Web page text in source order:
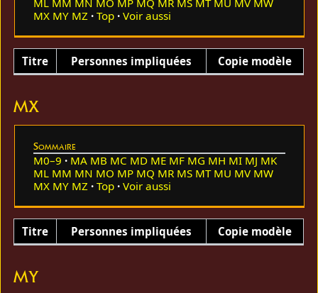
MX MY MZ Top Voir aussi
Titre Personnes impliquées Copie modèle
MX
Sommaire
M0–9 MA MB MC MD ME MF MG MH MI MJ MK
ML MM MN MO MP MQ MR MS MT MU MV MW
MX MY MZ Top Voir aussi
Titre Personnes impliquées Copie modèle
MY